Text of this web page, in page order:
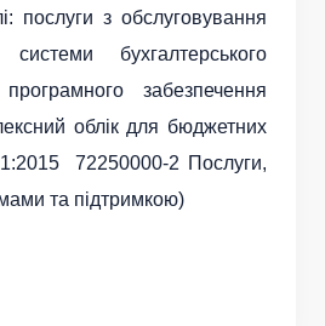
послуги з обслуговування
системи бухгалтерського
забезпечення
облік для бюджетних
72250000-2 Послуги,
та підтримкою)